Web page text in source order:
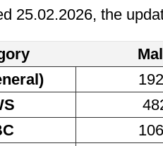
25.02.2026, the